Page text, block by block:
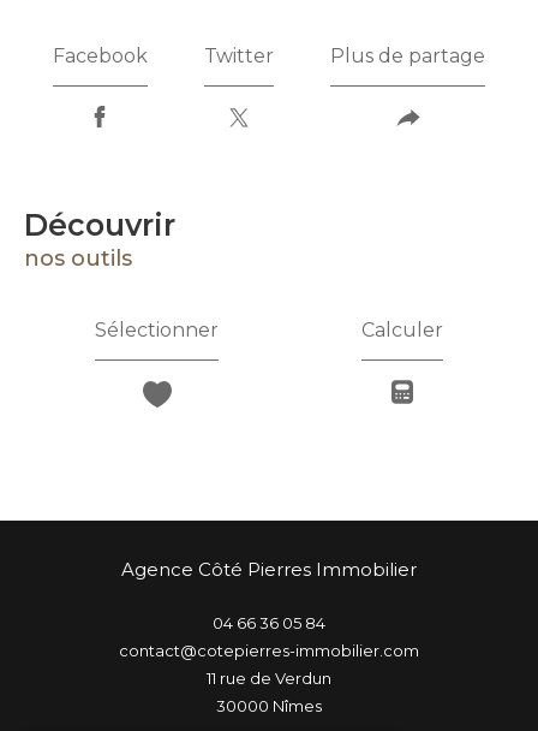
Facebook Twitter Plus de partage
découvrir
nos outils
Sélectionner Calculer
Agence Côté Pierres Immobilier
04 66 36 05 84
contact@cotepierres-immobilier.com
11 rue de Verdun
30000
nîmes